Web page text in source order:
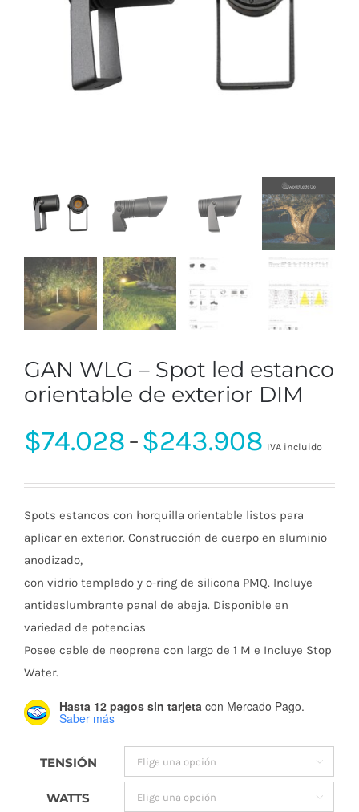
GAN WLG – Spot led estanco
orientable de exterior DIM
$74.028-$243.908Rango
de
desde
hasta
IVA incluido
Spots estancos con horquilla orientable listos para
aplicar en exterior. Construcción de cuerpo en aluminio
anodizado,
con vidrio templado y o-ring de silicona PMQ. Incluye
antideslumbrante panal de abeja. Disponible en
variedad de potencias
Posee cable de neoprene con largo de 1 M e Incluye Stop
Water.
Hasta 12 pagos sin tarjeta con Mercado Pago.
Saber más
TENSIÓN 
WATTS 